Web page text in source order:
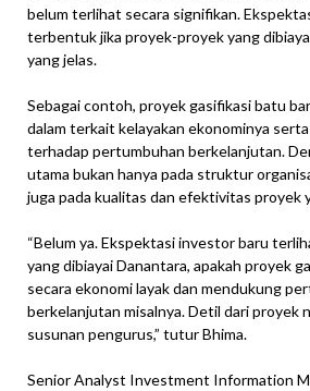
belum terlihat secara signifikan.
terbentuk jika proyek-proyek yang
yang jelas.
Sebagai contoh, proyek gasifikasi batu
dalam terkait kelayakan ekonominya
terhadap pertumbuhan berkelanjutan.
utama bukan hanya pada struktur
juga pada kualitas dan efektivitas proyek
“Belum ya. Ekspektasi investor baru
yang dibiayai Danantara, apakah proyek
secara ekonomi layak dan mendukung
berkelanjutan misalnya. Detil dari proyek
susunan pengurus,” tutur Bhima.
Senior Analyst Investment Information